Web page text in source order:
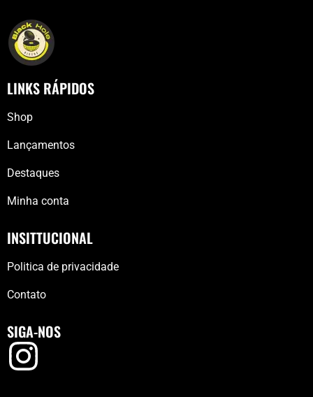
LINKS RÁPIDOS
Shop
Lançamentos
Destaques
Minha conta
INSITTUCIONAL
Politica de privacidade
Contato
SIGA-NOS